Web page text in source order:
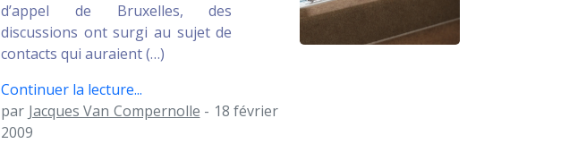
d’appel de Bruxelles, des
discussions ont surgi au sujet de
contacts qui auraient (…)
Continuer la lecture...
par Jacques Van Compernolle - 18 février
2009